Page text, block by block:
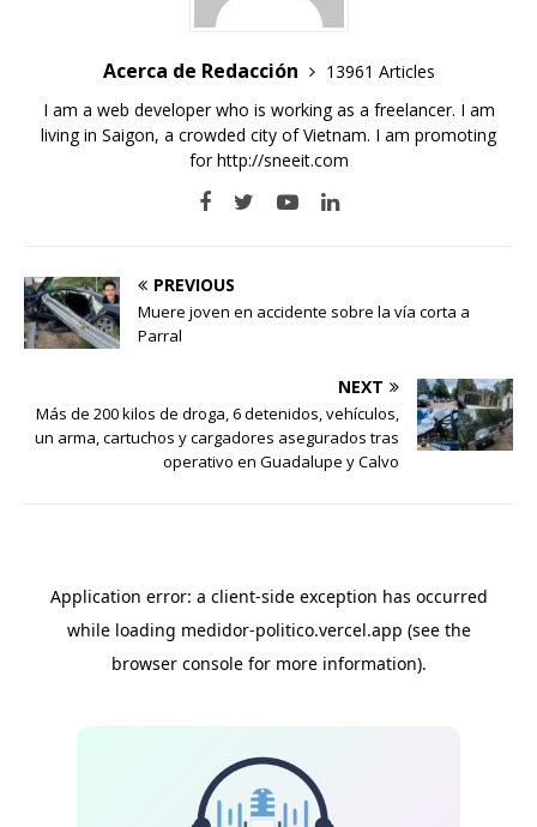
Acerca de Redacción
13961 Articles
I am a web developer who is working as a freelancer. I am
living in Saigon, a crowded city of Vietnam. I am promoting
forhttp://sneeit.com
PREVIOUS
Muere joven en accidente sobre la vía corta a
Parral
NEXT
Más de 200 kilos de droga, 6 detenidos, vehículos,
un arma, cartuchos y cargadores asegurados tras
operativo en Guadalupe y Calvo